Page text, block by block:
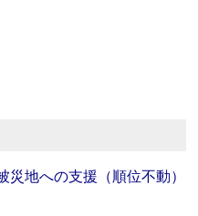
地への支援（順位不動）